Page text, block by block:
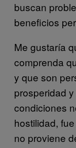
buscan
beneficios
Me gustaría
comprenda
y que son
prosperidad
condiciones
hostilidad,
no proviene